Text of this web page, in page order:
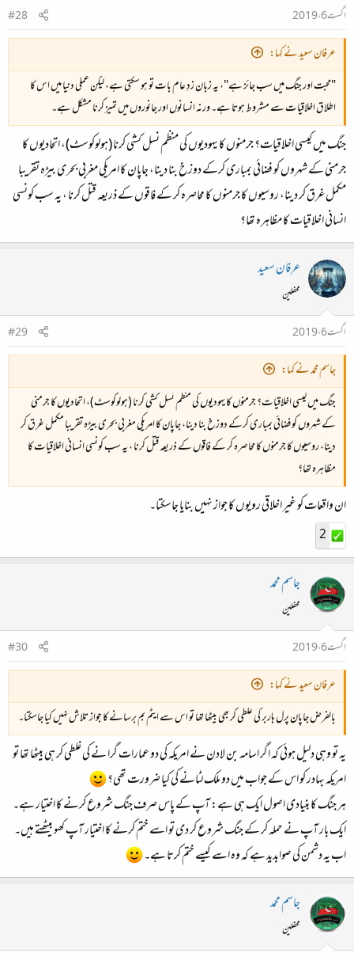
اگست 6، 2019 #28
عرفان سعید نے کہا:
"محبت اور جنگ میں سب جائز ہے"، یہ زبان زدِ عام بات تو ہو سکتی ہے، لیکن عملی دنیا میں اس کا
اطلاق اخلاقیات سے مشروط ہوتا ہے۔ ورنہ انسانوں اور جانوروں میں تمیز کرنا مشکل ہے۔
جنگ میں کیسی اخلاقیات؟ جرمنوں کا یہودیوں کی منظم نسل کشی کرنا (ہولوکوسٹ)، اتحادیوں کا
جرمنی کے شہروں کو فضائی بمباری کرکے دوزخ بنا دینا، جاپان کا امریکی مغربی بحری بیڑہ تقریبا
مکمل غرق کر دینا، روسیوں کا جرمنوں کا محاصرہ کر کے فاقوں کے ذریعہ قتل کرنا ، یہ سب کونسی
انسانی اخلاقیات کا مظاہرہ تھا؟
عرفان سعید
محفلین
اگست 6، 2019
#29
جاسم محمد نے کہا:
جنگ میں کیسی اخلاقیات؟ جرمنوں کا یہودیوں کی منظم نسل کشی کرنا (ہولوکوسٹ)، اتحادیوں کا جرمنی
کے شہروں کو فضائی بمباری کرکے دوزخ بنا دینا، جاپان کا امریکی مغربی بحری بیڑہ تقریبا مکمل غرق کر
دینا، روسیوں کا جرمنوں کا محاصرہ کر کے فاقوں کے ذریعہ قتل کرنا ، یہ سب کونسی انسانی اخلاقیات کا
مظاہرہ تھا؟
ان واقعات کو غیر اخلاقی رویوں کا جواز نہیں بنایا جاسکتا۔
2
جاسم محمد
محفلین
اگست 6، 2019
#30
عرفان سعید نے کہا:
بالفرض جاپان پرل ہاربر کی غلطی کر بھی بیٹھا تھا تو اس سے ایٹم بم برسانے کا جواز تلاش نہیں کیا جاسکتا۔
یہ تو وہی دلیل ہوئی کہ اگر اسامہ بن لادن نے امریکہ کی دو عمارات گرا نے کی غلطی کر ہی بیٹھا تھا تو
امریکہ بہادر کو اس کے جواب میں دو ملک لٹانے کی کیا ضرورت تھی؟
ہر جنگ کا بنیادی اصول ایک ہی ہے: آپ کے پاس صرف جنگ شروع کرنے کا اختیار ہے۔
ایک بار آپ نے حملہ کر کے جنگ شروع کر دی تو اسے ختم کرنے کا اختیار آپ کھو بیٹھتے ہیں۔
اب یہ دشمن کی صوابدید ہے کہ وہ اسے کیسے ختم کرتا ہے۔
جاسم محمد
محفلین